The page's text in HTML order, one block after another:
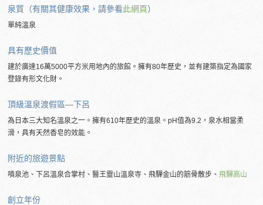
泉質（有關其健康效果，請參看此網頁）
單純溫泉
具有歷史價值
建於廣達16萬5000平方米用地內的旅館。擁有80年歷史，並有建築指定為國家
登錄有形文化財。
頂級溫泉渡假區―下呂
為日本三大知名溫泉之一。擁有610年歷史的溫泉。pH值為9.2，泉水相當柔
滑，具有天然香皂的效能。
附近的旅遊景點
噴泉池、下呂溫泉合掌村、醫王靈山溫泉寺、飛驒金山的筋骨散步、飛驒高山
創立年份